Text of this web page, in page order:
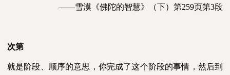
——雪漠《佛陀的智慧》（下）第259页第3段
次第
就是阶段、顺序的意思，你完成了这个阶段的事情，然后到